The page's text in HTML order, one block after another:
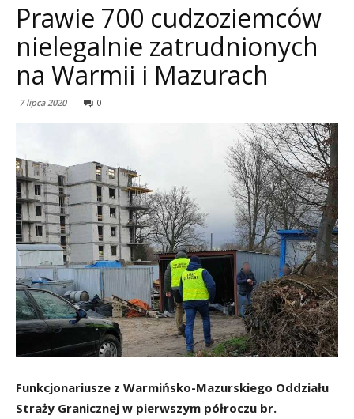
Prawie 700 cudzoziemców
nielegalnie zatrudnionych
na Warmii i Mazurach
7 lipca 2020 0
Funkcjonariusze z Warmińsko-Mazurskiego Oddziału
Straży Granicznej w pierwszym półroczu br.